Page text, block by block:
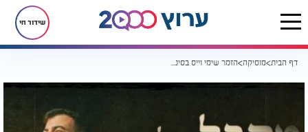
שידור חי
דף הבית מוסיקה הזמר שימי וייס בסינגל בכורה: "מקבל על עצמי"